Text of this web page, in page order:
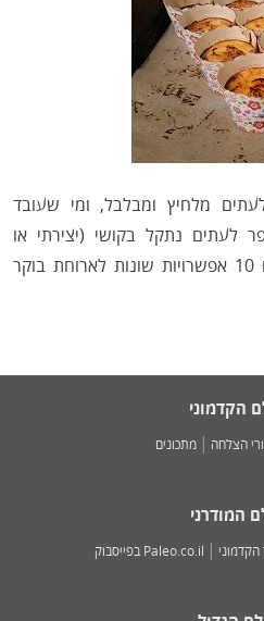
מלחיץ ומבלבל, ומי שעובד
לעתים נתקל בקושי (יצירתי או
פרקטי). אבל אנחנו כאן עם 10 אפשרויות שונות לארוחת בוקר
הקדמוני
הצלחה מתכונים
המודרני
הקדמוני Paleo.co.il בפייסבוק